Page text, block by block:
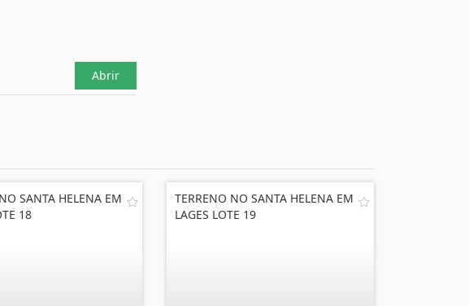
Abrir
SANTA HELENA EM
18
TERRENO NO SANTA HELENA EM
LAGES LOTE 19